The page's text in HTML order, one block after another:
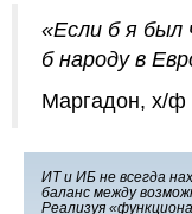
«Если б я был
б народу в
Маргадон, х/
ИТ и ИБ не всегда
баланс между
Реализуя